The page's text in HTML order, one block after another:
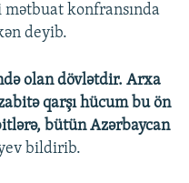
konfransında
deyib.
olan dövlətdir. Arxa
qarşı hücum bu ön
bütün Azərbaycan
bildirib.